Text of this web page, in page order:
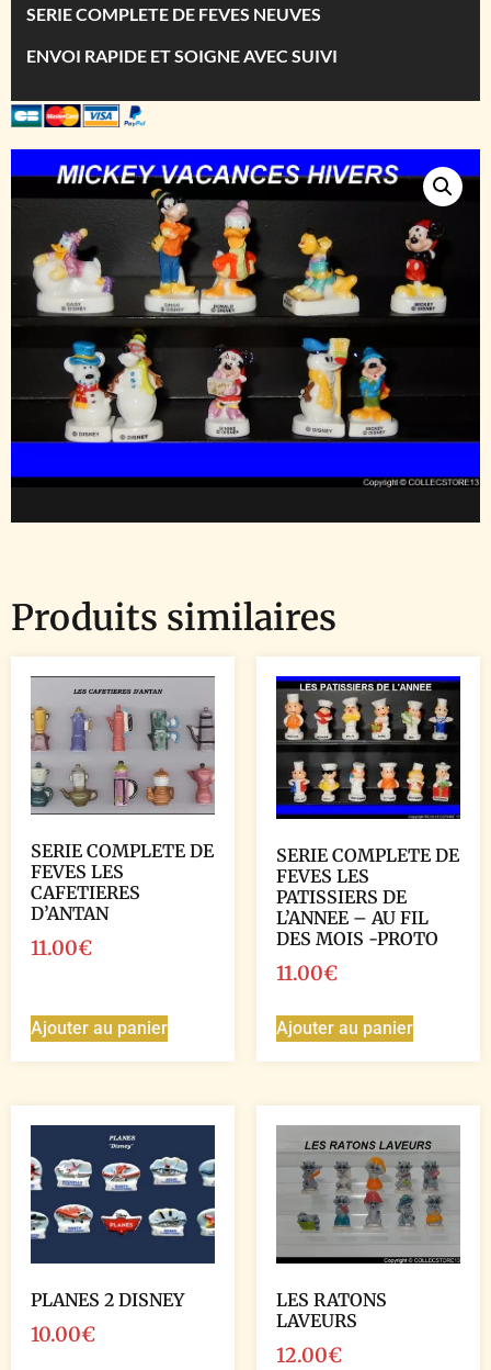
SERIE COMPLETE DE FEVES NEUVES
ENVOI RAPIDE ET SOIGNE AVEC SUIVI
Produits similaires
SERIE COMPLETE DE
FEVES LES
CAFETIERES
D’ANTAN
11.00€
Ajouter au panier
SERIE COMPLETE DE
FEVES LES
PATISSIERS DE
L’ANNEE – AU FIL
DES MOIS -PROTO
11.00€
Ajouter au panier
PLANES 2 DISNEY
10.00€
LES RATONS
LAVEURS
12.00€